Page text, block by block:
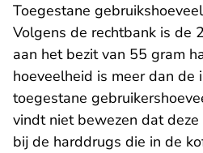
Toegestane
Volgens de rechtbank is de
aan het bezit van 55 gram
hoeveelheid is meer dan de
toegestane
vindt niet bewezen dat
bij de harddrugs die in de